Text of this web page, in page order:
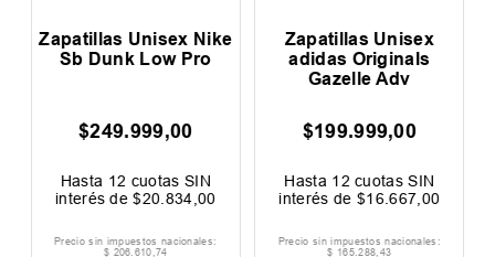
Zapatillas Unisex Nike
Sb Dunk Low Pro
$249.999,00
Hasta 12 cuotas SIN
interés de$20 834 00
Precio sin impuestos nacionales:
$ 206.610,74
Zapatillas Unisex
adidas Originals
Gazelle Adv
$199.999,00
Hasta 12 cuotas SIN
interés de $16 .667 00
Precio sin impuestos nacionales:
$ 165.288,43